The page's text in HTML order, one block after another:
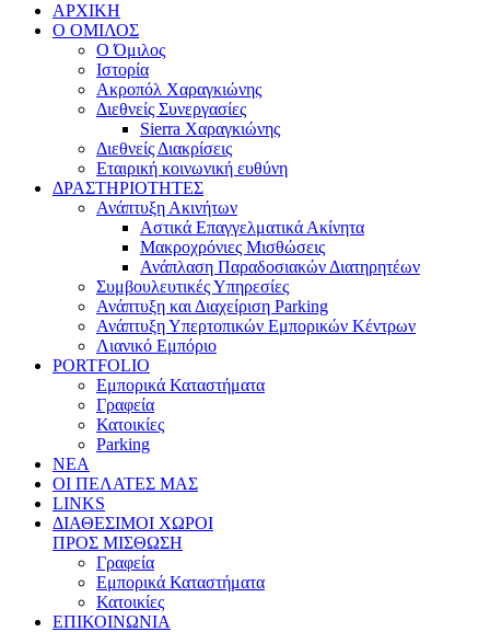
ΑΡΧΙΚΗ
Ο ΟΜΙΛΟΣ
Ο Όμιλος
Ιστορία
Ακροπόλ Χαραγκιώνης
Διεθνείς Συνεργασίες
Sierra Χαραγκιώνης
Διεθνείς Διακρίσεις
Εταιρική κοινωνική ευθύνη
ΔΡΑΣΤΗΡΙΟΤΗΤΕΣ
Ανάπτυξη Ακινήτων
Αστικά Επαγγελματικά Ακίνητα
Μακροχρόνιες Μισθώσεις
Ανάπλαση Παραδοσιακών Διατηρητέων
Συμβουλευτικές Υπηρεσίες
Ανάπτυξη και Διαχείριση Parking
Ανάπτυξη Υπερτοπικών Εμπορικών Κέντρων
Λιανικό Εμπόριο
PORTFOLIO
Εμπορικά Καταστήματα
Γραφεία
Κατοικίες
Parking
ΝΕΑ
ΟΙ ΠΕΛΑΤΕΣ ΜΑΣ
LINKS
ΔΙΑΘΕΣΙΜΟΙ ΧΩΡΟΙ
ΠΡΟΣ ΜΙΣΘΩΣΗ
Γραφεία
Εμπορικά Καταστήματα
Κατοικίες
ΕΠΙΚΟΙΝΩΝΙΑ